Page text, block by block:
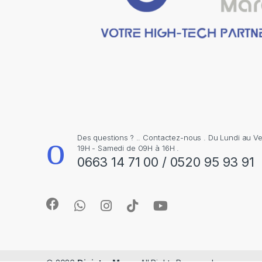
Des questions ? .. Contactez-nous . Du Lundi au
19H - Samedi de 09H à 16H .
0663 14 71 00 / 0520 95 93 91